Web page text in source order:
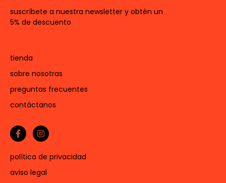
suscríbete a nuestra newsletter y obtén un
5% de descuento
tienda
sobre nosotras
preguntas frecuentes
contáctanos
política de privacidad
aviso legal